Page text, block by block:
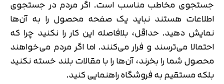
جستجوی مخاطب مناسب است. اگر مردم در جستجوی
اطلاعات هستند نباید یک صفحه محصول را به آن‌ها
نمایش دهید. حداقل، بلافاصله این کار را نکنید چرا که
احتمالا می‌ترسند و فرار می‌کنند. اما اگر مردم می‌خواهند
محصول شما را بخرند، آن‌ها را با مقالات بلند خسته نکنید
بلکه مستقیم به فروشگاه راهنمایی کنید.